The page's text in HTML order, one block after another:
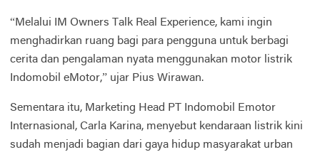
“Melalui IM Owners Talk Real Experience, kami ingin
menghadirkan ruang bagi para pengguna untuk berbagi
cerita dan pengalaman nyata menggunakan motor listrik
Indomobil eMotor,” ujar Pius Wirawan.
Sementara itu, Marketing Head PT Indomobil Emotor
Internasional, Carla Karina, menyebut kendaraan listrik kini
sudah menjadi bagian dari gaya hidup masyarakat urban